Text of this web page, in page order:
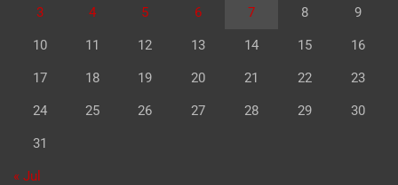
3 4 5 6 7 8 9
10 11 12 13 14 15 16
17 18 19 20 21 22 23
24 25 26 27 28 29 30
31
« Jul